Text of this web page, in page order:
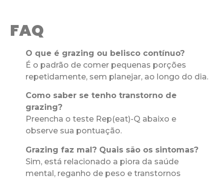
FAQ
O que é grazing ou belisco contínuo?
É o padrão de comer pequenas porções
repetidamente, sem planejar, ao longo do dia.
Como saber se tenho transtorno de
grazing?
Preencha o teste Rep(eat)-Q abaixo e
observe sua pontuação.
Grazing faz mal? Quais são os sintomas?
Sim, está relacionado a piora da saúde
mental, reganho de peso e transtornos